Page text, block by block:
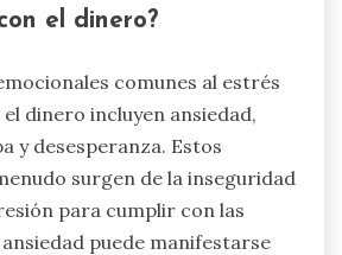
el dinero?
comunes al estrés
dinero incluyen ansiedad,
y desesperanza. Estos
surgen de la inseguridad
para cumplir con las
puede manifestarse